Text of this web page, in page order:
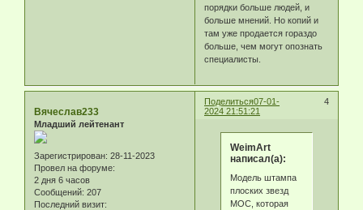
порядки больше людей, и
больше мнений. Но копий и
там уже продается гораздо
больше, чем могут опознать
специалисты.
Поделиться 4
07-01-
2024 21:51:21
Вячеслав233
Младший лейтенант
Зарегистрирован: 28-11-2023
Провел на форуме:
2 дня 6 часов
Сообщений: 207
Последний визит:
WeimArt
написал(а):
Модель штампа
плоских звезд
МОС, которая